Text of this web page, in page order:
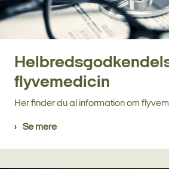
flyvemedicin
Her finder du al information om
Se mere